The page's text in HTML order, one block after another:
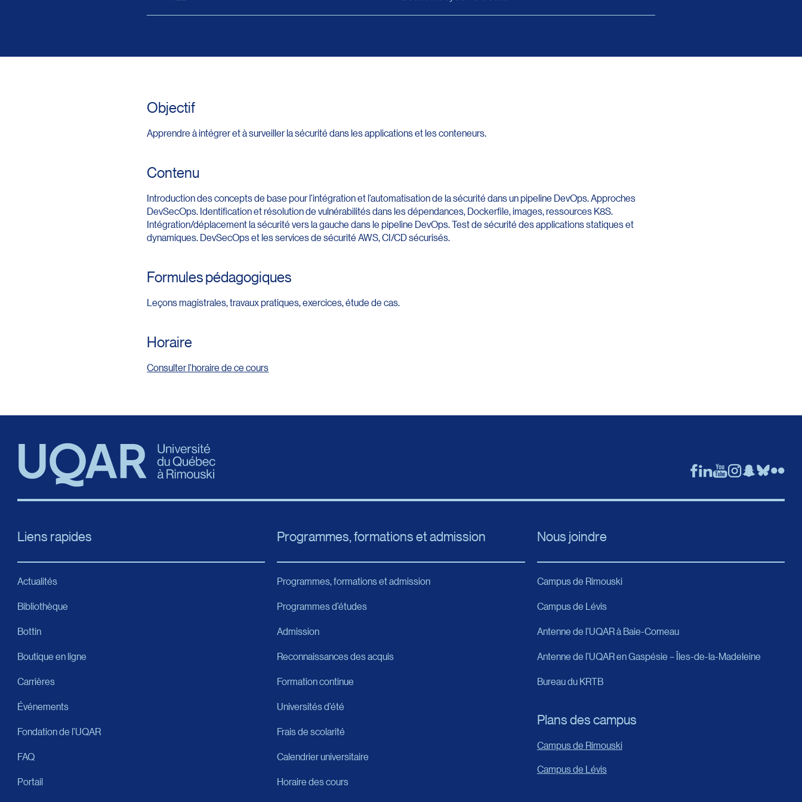
Objectif
Apprendre à intégrer et à surveiller la sécurité dans les applications et les conteneurs.
Contenu
Introduction des concepts de base pour l’intégration et l’automatisation de la sécurité dans un pipeline DevOps. Approches
DevSecOps. Identification et résolution de vulnérabilités dans les dépendances, Dockerfile, images, ressources K8S.
Intégration/déplacement la sécurité vers la gauche dans le pipeline DevOps. Test de sécurité des applications statiques et
dynamiques. DevSecOps et les services de sécurité AWS, CI/CD sécurisés.
Formules pédagogiques
Leçons magistrales, travaux pratiques, exercices, étude de cas.
Horaire
Consulter l'horaire de ce cours
Liens rapides
Actualités
Bibliothèque
Bottin
Boutique en ligne
Carrières
Événements
Fondation de l’UQAR
FAQ
Portail
Programmes, formations et admission
Programmes, formations et admission
Programmes d’études
Admission
Reconnaissances des acquis
Formation continue
Universités d’été
Frais de scolarité
Calendrier universitaire
Horaire des cours
Nous joindre
Campus de Rimouski
Campus de Lévis
Antenne de l’UQAR à Baie-Comeau
Antenne de l’UQAR en Gaspésie – Îles-de-la-Madeleine
Bureau du KRTB
Plans des campus
Campus de Rimouski
Campus de Lévis